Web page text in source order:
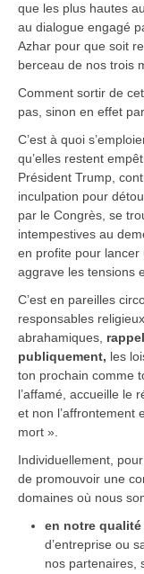
que les plus hautes
au dialogue engagé
Azhar pour que soit
berceau de nos trois
Comment sortir de
pas, sinon en effet
C’est à quoi
qu’elles restent
Président Trump,
inculpation pour
par le Congrès, se
intempestives au
en profite pour lancer
aggrave les tensions
C’est en pareilles
responsables
abrahamiques,
publiquement, les
ton prochain comme
l’affamé, accueille le
et non l’affrontement
mort ».
Individuellement,
de promouvoir une
domaines où nous
en notre qualité
d’entreprise ou
nos partenaires,